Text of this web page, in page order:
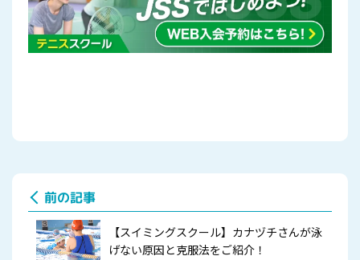
前の記事
【スイミングスクール】カナヅチさんが泳
げない原因と克服法をご紹介！